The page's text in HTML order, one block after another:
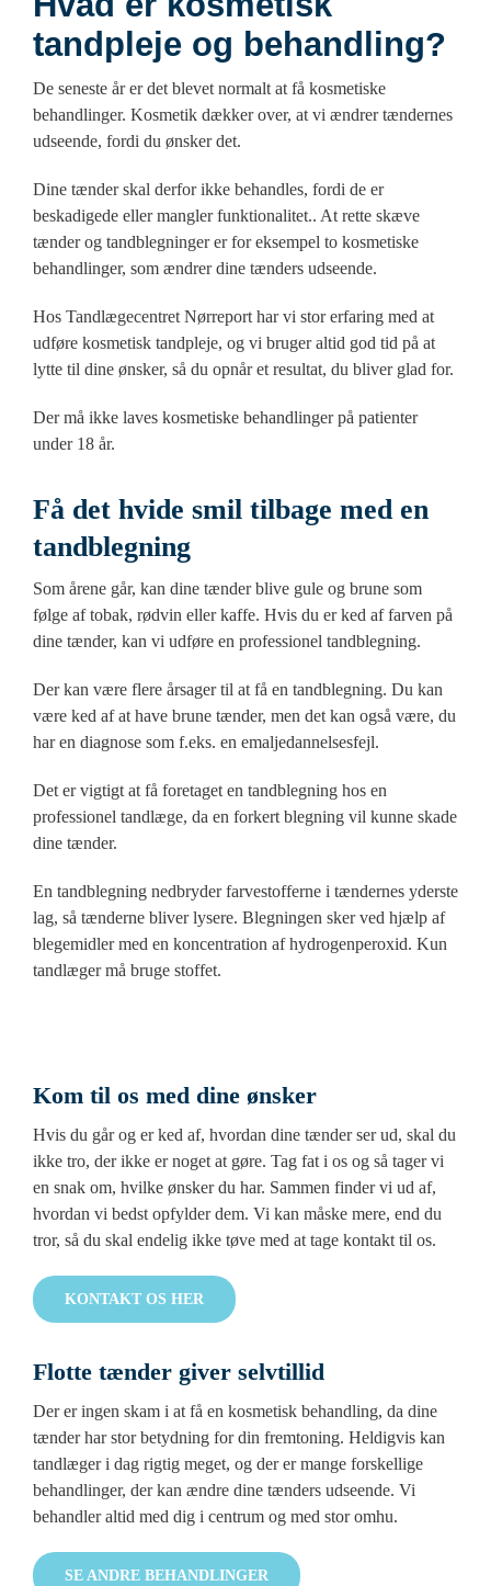
tandpleje og behandling?
De seneste år er det blevet normalt at få kosmetiske
behandlinger. Kosmetik dækker over, at vi ændrer tændernes
udseende, fordi du ønsker det.
Dine tænder skal derfor ikke behandles, fordi de er
beskadigede eller mangler funktionalitet.. At rette skæve
tænder og tandblegninger er for eksempel to kosmetiske
behandlinger, som ændrer dine tænders udseende.
Hos Tandlægecentret Nørreport har vi stor erfaring med at
udføre kosmetisk tandpleje, og vi bruger altid god tid på at
lytte til dine ønsker, så du opnår et resultat, du bliver glad for.
Der må ikke laves kosmetiske behandlinger på patienter
under 18 år.
Få det hvide smil tilbage med en
tandblegning
Som årene går, kan dine tænder blive gule og brune som
følge af tobak, rødvin eller kaffe. Hvis du er ked af farven på
dine tænder, kan vi udføre en professionel tandblegning.
Der kan være flere årsager til at få en tandblegning. Du kan
være ked af at have brune tænder, men det kan også være, du
har en diagnose som f.eks. en emaljedannelsesfejl.
Det er vigtigt at få foretaget en tandblegning hos en
professionel tandlæge, da en forkert blegning vil kunne skade
dine tænder.
En tandblegning nedbryder farvestofferne i tændernes yderste
lag, så tænderne bliver lysere. Blegningen sker ved hjælp af
blegemidler med en koncentration af hydrogenperoxid. Kun
tandlæger må bruge stoffet.
Kom til os med dine ønsker
Hvis du går og er ked af, hvordan dine tænder ser ud, skal du
ikke tro, der ikke er noget at gøre. Tag fat i os og så tager vi
en snak om, hvilke ønsker du har. Sammen finder vi ud af,
hvordan vi bedst opfylder dem. Vi kan måske mere, end du
tror, så du skal endelig ikke tøve med at tage kontakt til os.
KONTAKT OS HER
Flotte tænder giver selvtillid
Der er ingen skam i at få en kosmetisk behandling, da dine
tænder har stor betydning for din fremtoning. Heldigvis kan
tandlæger i dag rigtig meget, og der er mange forskellige
behandlinger, der kan ændre dine tænders udseende. Vi
behandler altid med dig i centrum og med stor omhu.
SE ANDRE BEHANDLINGER